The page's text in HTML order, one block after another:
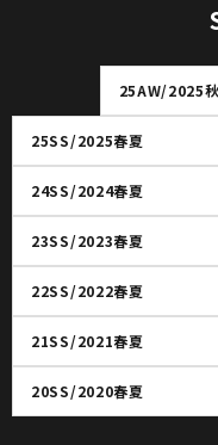
25AW/2025
25SS/2025春夏
24SS/2024春夏
23SS/2023春夏
22SS/2022春夏
21SS/2021春夏
20SS/2020春夏